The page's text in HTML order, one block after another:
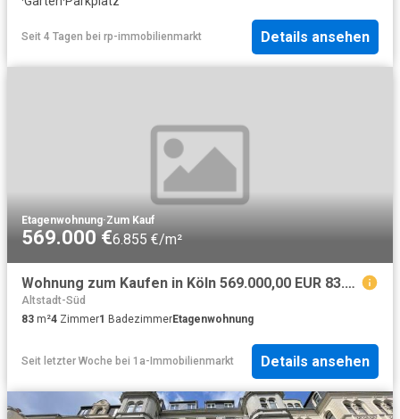
Seit 4 Tagen bei rp-immobilienmarkt Details ansehen
Etagenwohnung·Zum Kauf
569.000 €6.855 €/m²
Wohnung zum Kaufen in Köln 569.000,00 EUR 83.03 m²
Altstadt-Süd
83 m²4 Zimmer1 BadezimmerEtagenwohnung
Seit letzter Woche bei 1a-Immobilienmarkt Details ansehen